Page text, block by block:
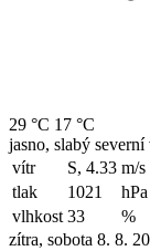
29 °C 17 °C
jasno, slabý
vítr
S, 4.33 m/s
tlak
1021
hPa
vlhkost 33
%
zítra, sobota 8. 8.